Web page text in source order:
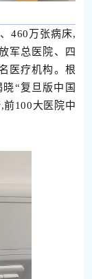
460万张病床,
军总医院、四
医疗机构。根
“复旦版中国
前100大医院中